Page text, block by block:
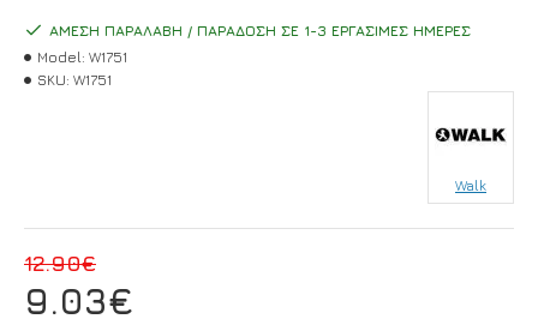
9.03€
12.90€
ΆΜΕΣΗ ΠΑΡΑΛΑΒΉ / ΠΑΡΆΔΟΣΗ ΣΕ 1-3 ΕΡΓΆΣΙΜΕΣ ΗΜΈΡΕΣ
Model: W1751
SKU: W1751
Walk